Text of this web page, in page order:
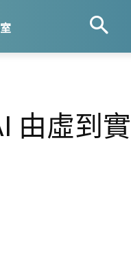
由虛到實